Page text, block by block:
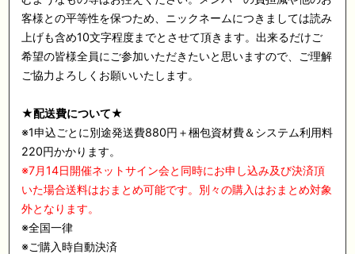
客様との平等性を保つため、ニックネームにつきましては読み
上げも含め10文字程度までとさせて頂きます。出来るだけご
希望の皆様全員にご参加いただきたいと思いますので、ご理解
ご協力よろしくお願いいたします。
★配送費について★
※1申込ごとに別途発送費880円＋梱包資材費＆システム利用料
220円かかります。
※7月14日開催ネットサイン会と同時にお申し込み及び決済頂
いた場合送料はおまとめ可能です。別々の購入はおまとめ対象
外となります。
※全国一律
※ご購入時自動決済